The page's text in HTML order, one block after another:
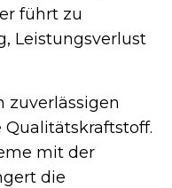
führt zu
Leistungsverlust
zuverlässigen
mit der
die